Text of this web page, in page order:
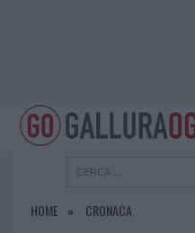
HOME CRONACA